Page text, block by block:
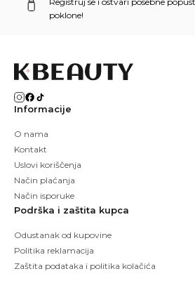
poklone!
Informacije
O nama
Kontakt
Uslovi koriščenja
Način plaćanja
Način isporuke
Podrška i zaštita kupca
Odustanak od kupovine
Politika reklamacija
Zaštita podataka i politika kolačića